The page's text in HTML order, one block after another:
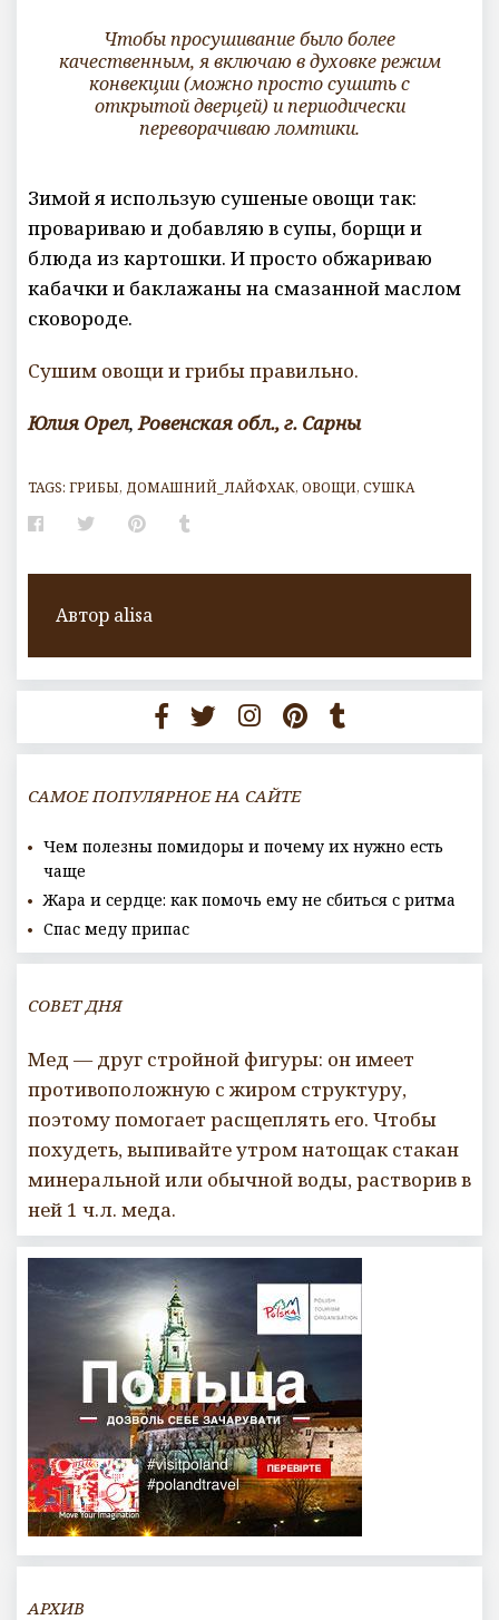
Чтобы просушивание было более
качественным, я включаю в духовке режим
конвекции (можно просто сушить с
открытой дверцей) и периодически
переворачиваю ломтики.
Зимой я использую сушеные овощи так:
провариваю и добавляю в супы, борщи и
блюда из картошки. И просто обжариваю
кабачки и баклажаны на смазанной маслом
сковороде.
Сушим овощи и грибы правильно.
Юлия Орел, Ровенская обл., г. Сарны
TAGS: ГРИБЫ, ДОМАШНИЙ_ЛАЙФХАК, ОВОЩИ, СУШКА
FacebookTwitterPinterest
Автор alisa
САМОЕ ПОПУЛЯРНОЕ НА САЙТЕ
Чем полезны помидоры и почему их нужно есть
чаще
Жара и сердце: как помочь ему не сбиться с ритма
Спас меду припас
СОВЕТ ДНЯ
Мед — друг стройной фигуры: он имеет
противоположную с жиром структуру,
поэтому помогает расщеплять его. Чтобы
похудеть, выпивайте утром натощак стакан
минеральной или обычной воды, растворив в
ней 1 ч.л. меда.
АРХИВ